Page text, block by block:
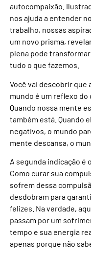
autocompaixão.
nos ajuda a entender
trabalho, nossas
um novo prisma,
plena pode
tudo o que fazemos.
Você vai descobrir que
mundo é um reflexo do
Quando nossa mente
também está. Quando
negativos, o mundo
mente descansa, o
A segunda indicação é
Como curar sua
sofrem dessa
desdobram para
felizes. Na verdade,
passam por um
tempo e sua energia
apenas porque não